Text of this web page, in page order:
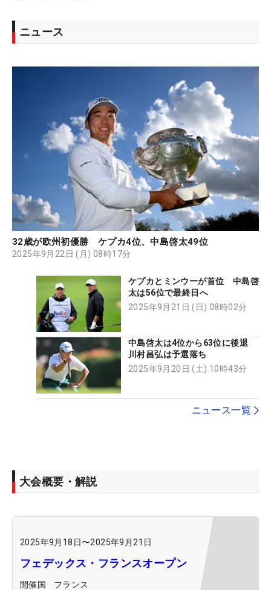
ニュース
32歳が欧州初優勝 ケプカ4位、中島啓太49位
2025年9月22日 (月) 08時17分
ケプカとミンウーが首位 中島啓
太は56位で最終日へ
2025年9月21日 (日) 08時02分
中島啓太は4位から63位に後退
川村昌弘は予選落ち
2025年9月20日 (土) 10時43分
ニュース一覧
大会概要・解説
2025年9月18日〜2025年9月21日
フェデックス・フランスオープン
開催国
フランス